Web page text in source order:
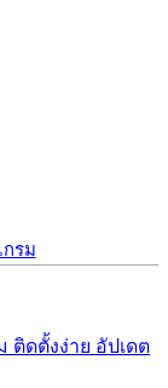
รม
ติดตั้งง่าย อัปเดต